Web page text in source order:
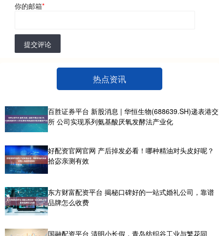
你的邮箱*
提交评论
热点资讯
百胜证券平台 新股消息 | 华恒生物(688639.SH)递表港交
所 公司实现系列氨基酸厌氧发酵法产业化
好配资官网官网 产后掉发必看！哪种精油对头皮好呢？
拾宓亲测有效
东方财富配资平台 揭秘口碑好的一站式婚礼公司，靠谱
品牌怎么收费
国融配资平台 清明小长假，青岛纺织谷工业与繁花同